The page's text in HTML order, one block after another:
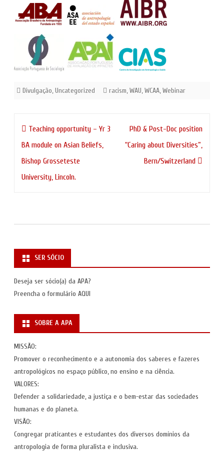
Divulgação,Uncategorized racism,WAU,WCAA,Webinar
Navegação
de
artigos
Teaching opportunity – Yr 3
BA module on Asian Beliefs,
Bishop Grosseteste
University, Lincoln.
PhD & Post-Doc position
“Caring about Diversities”,
Bern/Switzerland
SER SÓCIO
Deseja ser sócio(a) da APA?
Preencha o formulário AQUI
SOBRE A APA
MISSÃO:
Promover o reconhecimento e a autonomia dos saberes e fazeres
antropológicos no espaço público, no ensino e na ciência.
VALORES:
Defender a solidariedade, a justiça e o bem-estar das sociedades
humanas e do planeta.
VISÃO:
Congregar praticantes e estudantes dos diversos domínios da
antropologia de forma pluralista e inclusiva.